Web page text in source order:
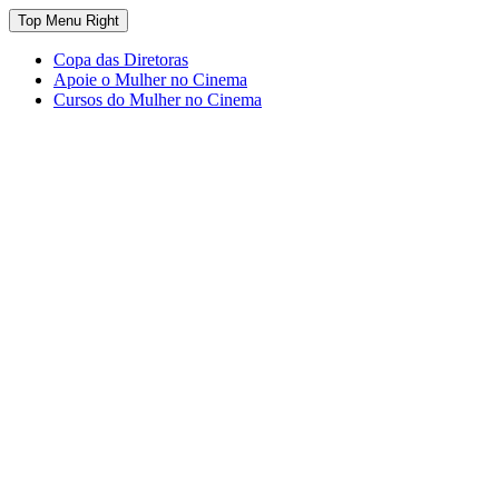
Top Menu Right
Copa das Diretoras
Apoie o Mulher no Cinema
Cursos do Mulher no Cinema